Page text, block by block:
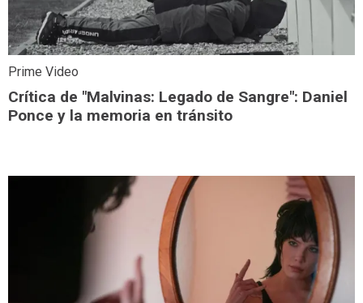
Prime Video
Crítica de "Malvinas: Legado de Sangre": Daniel
Ponce y la memoria en tránsito